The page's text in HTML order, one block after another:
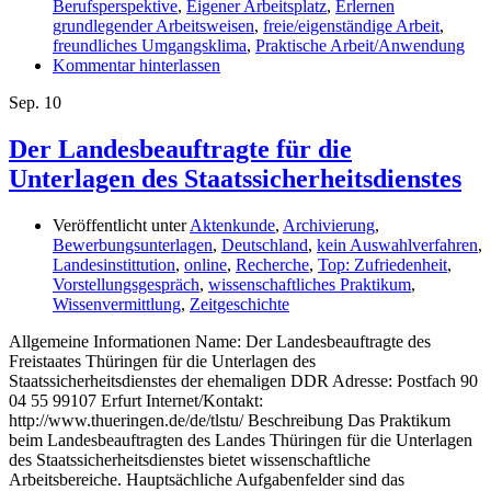
Berufsperspektive, Eigener Arbeitsplatz, Erlernen
grundlegender Arbeitsweisen, freie/eigenständige Arbeit,
freundliches Umgangsklima, Praktische Arbeit/Anwendung
Kommentar hinterlassen
Sep. 10
Der Landesbeauftragte für die
Unterlagen des Staatssicherheitsdienstes
Veröffentlicht unterAktenkunde, Archivierung,
Bewerbungsunterlagen, Deutschland, kein Auswahlverfahren,
Landesinstittution, online, Recherche, Top: Zufriedenheit,
Vorstellungsgespräch, wissenschaftliches Praktikum,
Wissenvermittlung, Zeitgeschichte
Allgemeine Informationen Name: Der Landesbeauftragte des
Freistaates Thüringen für die Unterlagen des
Staatssicherheitsdienstes der ehemaligen DDR Adresse: Postfach 90
04 55 99107 Erfurt Internet/Kontakt:
http://www.thueringen.de/de/tlstu/ Beschreibung Das Praktikum
beim Landesbeauftragten des Landes Thüringen für die Unterlagen
des Staatssicherheitsdienstes bietet wissenschaftliche
Arbeitsbereiche. Hauptsächliche Aufgabenfelder sind das